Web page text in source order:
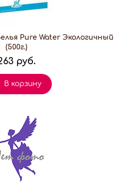
Pure Water Экологичный
(500г.)
руб.
В корзину